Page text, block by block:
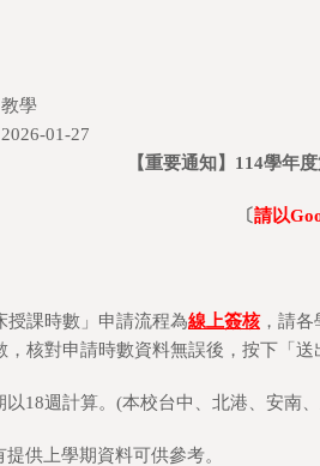
教學
2026-01-27
【重要通知 】 114學年
〔請以
授課時數」申請流程為線上簽核，請各
，核對申請時數資料無誤後，按下「送
以18週計算。(本校台中、北港、安南
供上學期資料可供參考。